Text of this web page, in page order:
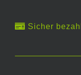
Sicher